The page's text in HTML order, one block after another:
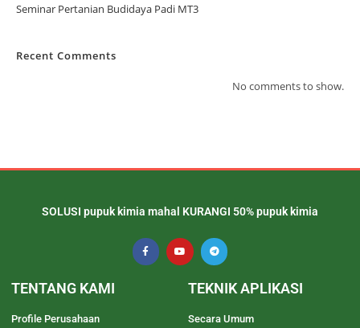
Seminar Pertanian Budidaya Padi MT3
Recent Comments
No comments to show.
SOLUSI pupuk kimia mahal KURANGI 50% pupuk kimia
TENTANG KAMI
Profile Perusahaan
TEKNIK APLIKASI
Secara Umum